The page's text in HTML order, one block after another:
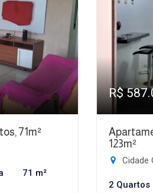
71m²
71 m²
R$
123m²
Cidade
2 Quartos